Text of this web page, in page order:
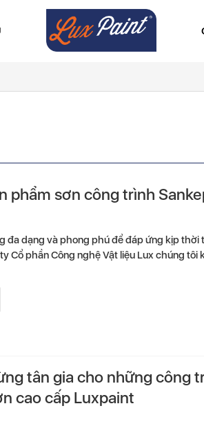
phẩm sơn công trình
đa dạng và phong phú để đáp ứng kịp thời
Cổ phần Công nghệ Vật liệu Lux chúng tôi
tân gia cho những công
cao cấp Luxpaint